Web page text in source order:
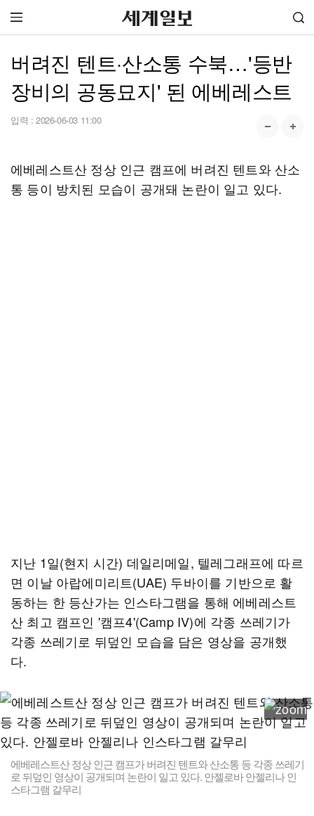
버려진 텐트·산소통 수북…'등반
장비의 공동묘지' 된 에베레스트
입력 : 2026-06-03 11:00
에베레스트산 정상 인근 캠프에 버려진 텐트와 산소
통 등이 방치된 모습이 공개돼 논란이 일고 있다.
지난 1일(현지 시간) 데일리메일, 텔레그래프에 따르
면 이날 아랍에미리트(UAE) 두바이를 기반으로 활
동하는 한 등산가는 인스타그램을 통해 에베레스트
산 최고 캠프인 '캠프4'(Camp IV)에 각종 쓰레기가
각종 쓰레기로 뒤덮인 모습을 담은 영상을 공개했
다.
에베레스트산 정상 인근 캠프가 버려진 텐트와 산소통 등 각종 쓰레기
로 뒤덮인 영상이 공개되며 논란이 일고 있다. 안젤로바 안젤리나 인
스타그램 갈무리